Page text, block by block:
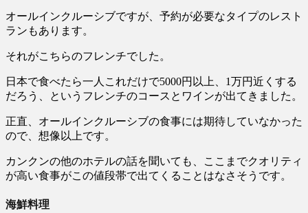
オールインクルーシブですが、予約が必要なタイプのレスト
ランもあります。
それがこちらのフレンチでした。
日本で食べたら一人これだけで5000円以上、1万円近くする
だろう、というフレンチのコースとワインが出てきました。
正直、オールインクルーシブの食事には期待していなかった
ので、想像以上です。
カンクンの他のホテルの話を聞いても、ここまでクオリティ
が高い食事がこの値段帯で出てくることはなさそうです。
海鮮料理